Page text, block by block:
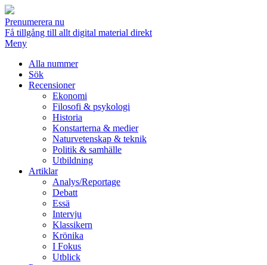
Prenumerera nu
Få tillgång till allt digital material direkt
Meny
Alla nummer
Sök
Recensioner
Ekonomi
Filosofi & psykologi
Historia
Konstarterna & medier
Naturvetenskap & teknik
Politik & samhälle
Utbildning
Artiklar
Analys/Reportage
Debatt
Essä
Intervju
Klassikern
Krönika
I Fokus
Utblick